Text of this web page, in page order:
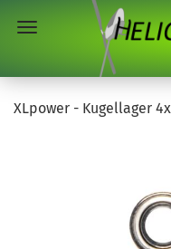
XLpower - Kugellager